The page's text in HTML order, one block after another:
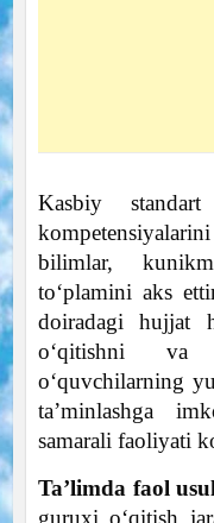
Kasbiy
bilimlar,
to‘plamini aks
doiradagi hujjat
o‘qitishni va
o‘quvchilarning
ta’minlashga
samarali faoliyati
Ta’limda faol
guruxi o‘qitish